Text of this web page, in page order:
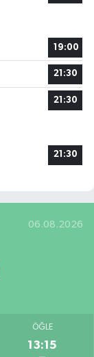
19:00
21:30
21:30
21:30
06.08.2026
ÖĞLE
13:15